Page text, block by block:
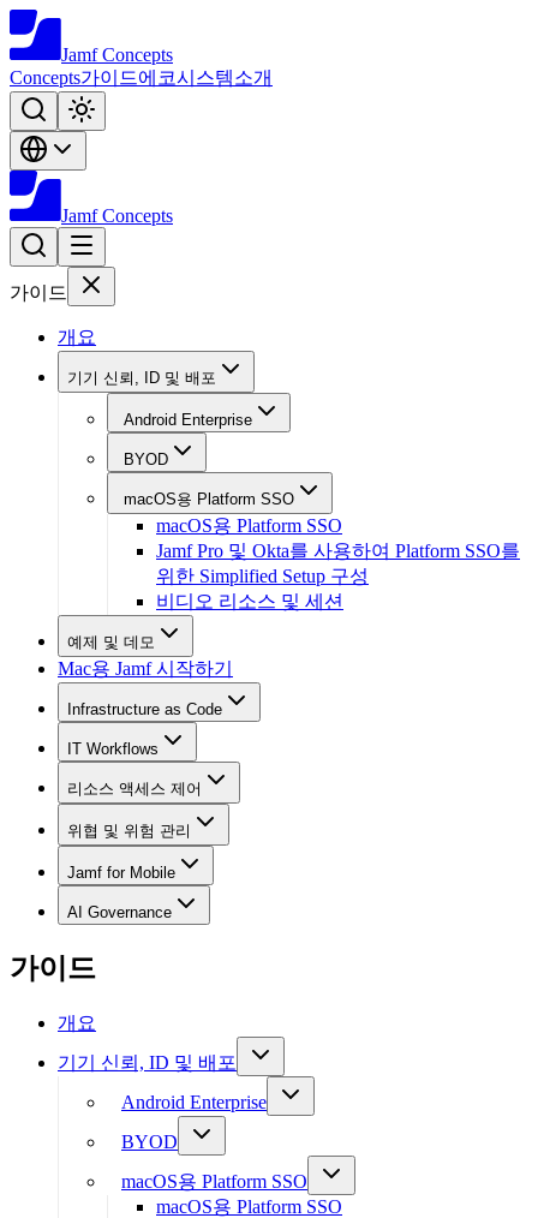
Jamf Concepts
Concepts가이드에코시스템소개
Jamf Concepts
가이드
개요
기기 신뢰, ID 및 배포
Android Enterprise
BYOD
macOS용 Platform SSO
macOS용 Platform SSO
Jamf Pro 및 Okta를 사용하여 Platform SSO를
위한 Simplified Setup 구성
비디오 리소스 및 세션
예제 및 데모
Mac용 Jamf 시작하기
Infrastructure as Code
IT Workflows
리소스 액세스 제어
위협 및 위험 관리
Jamf for Mobile
AI Governance
가이드
개요
기기 신뢰, ID 및 배포
Android Enterprise
BYOD
macOS용 Platform SSO
macOS용 Platform SSO